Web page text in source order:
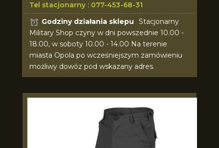
Tel stacjonarny : 077-453-68-31
Godziny działania sklepu
Stacjonarny
Military Shop czyny w dni powszednie 10.00 -
18.00, w soboty 10.00 - 14.00 Na terenie
miasta Opola po wcześniejszym zamówieniu
możliwy dowóz pod wskazany adres.